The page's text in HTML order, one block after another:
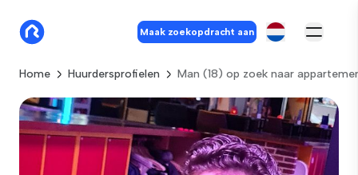
Maak zoekopdracht aan
Home Huurdersprofielen Man (18) op zoek naar